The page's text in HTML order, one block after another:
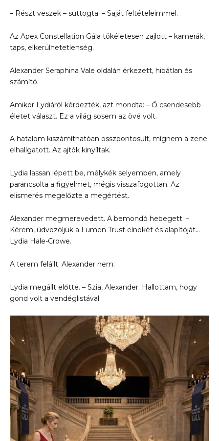
– Részt veszek – suttogta. – Saját feltételeimmel.
Az Apex Constellation Gála tökéletesen zajlott – kamerák,
taps, elkerülhetetlenség.
Alexander Seraphina Vale oldalán érkezett, hibátlan és
számító.
Amikor Lydiáról kérdezték, azt mondta: – Ő csendesebb
életet választ. Ez a világ sosem az övé volt.
A hatalom kiszámíthatóan összpontosult, mígnem a zene
elhallgatott. Az ajtók kinyíltak.
Lydia lassan lépett be, mélykék selyemben, amely
parancsolta a figyelmet, mégis visszafogottan. Az
elismerés megelőzte a megértést.
Alexander megmerevedett. A bemondó hebegett: –
Kérem, üdvözöljük a Lumen Trust elnökét és alapítóját…
Lydia Hale-Crowe.
A terem felállt. Alexander nem.
Lydia megállt előtte. – Szia, Alexander. Hallottam, hogy
gond volt a vendéglistával.